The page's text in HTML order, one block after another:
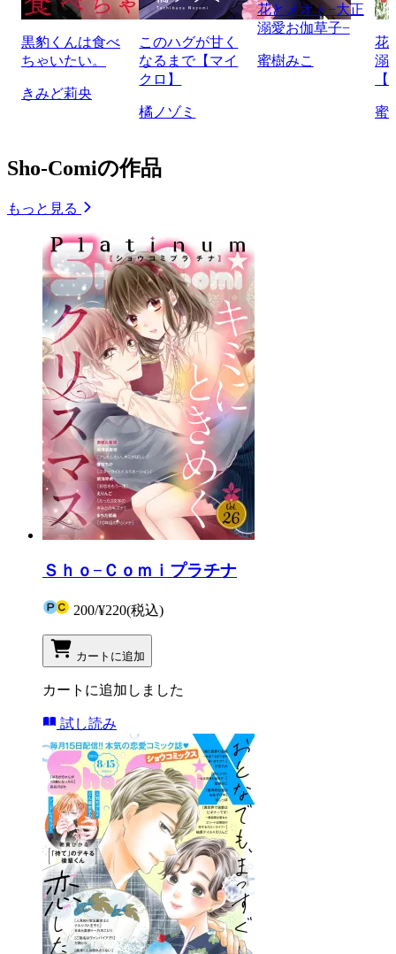
黒豹くんは食べ
ちゃいたい。
きみど莉央
このハグが甘く
なるまで【マイ
クロ】
橘ノゾミ
花とメオト−大正
溺愛お伽草子−
蜜樹みこ
花
溺
蜜
Sho-Comiの作品
もっと見る
Ｓｈｏ−Ｃｏｍｉプラチナ
200/¥220(税込)
カートに追加
カートに追加しました
試し読み